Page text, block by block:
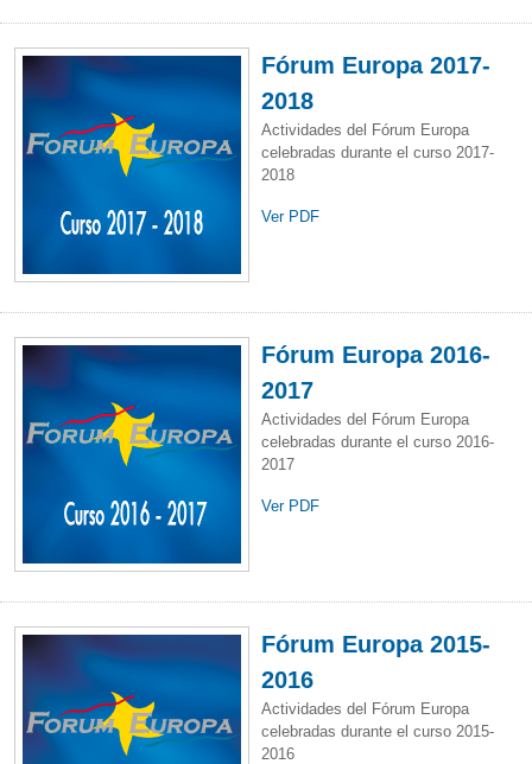
Fórum Europa 2017-
2018
Actividades del Fórum Europa
celebradas durante el curso 2017-
2018
Ver PDF
Fórum Europa 2016-
2017
Actividades del Fórum Europa
celebradas durante el curso 2016-
2017
Ver PDF
Fórum Europa 2015-
2016
Actividades del Fórum Europa
celebradas durante el curso 2015-
2016